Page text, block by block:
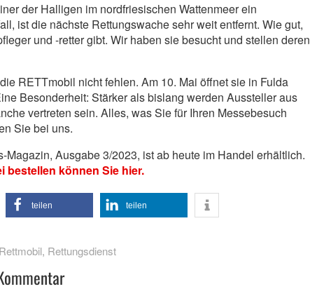
der Halligen im nordfriesischen Wattenmeer ein
ist die nächste Rettungswache sehr weit entfernt. Wie gut,
und -retter gibt. Wir haben sie besucht und stellen deren
RETTmobil nicht fehlen. Am 10. Mai öffnet sie in Fulda
Besonderheit: Stärker als bislang werden Aussteller aus
vertreten sein. Alles, was Sie für Ihren Messebesuch
Sie bei uns.
Magazin, Ausgabe 3/2023, ist ab heute im Handel erhältlich.
bestellen können Sie hier.
teilen teilen
Rettmobil, Rettungsdienst